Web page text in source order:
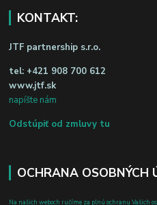
KONTAKT:
JTF partnership s.r.o.
tel: +421 908 700 612
www.jtf.sk
napíšte nám
Odstúpiť od zmluvy tu
OCHRANA OSOBNÝCH
Na našich weboch ručíme za plnú ochranu Vašich